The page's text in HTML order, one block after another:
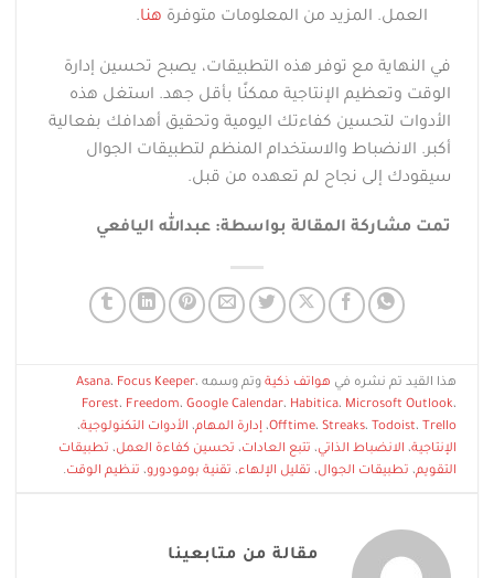
العمل. المزيد من المعلومات متوفرة هنا.
في النهاية مع توفر هذه التطبيقات، يصبح تحسين إدارة
الوقت وتعظيم الإنتاجية ممكنًا بأقل جهد. استغل هذه
الأدوات لتحسين كفاءتك اليومية وتحقيق أهدافك بفعالية
أكبر. الانضباط والاستخدام المنظم لتطبيقات الجوال
سيقودك إلى نجاح لم تعهده من قبل.
تمت مشاركة المقالة بواسطة: عبدالله اليافعي
هذا القيد تم نشره في هواتف ذكية وتم وسمه Asana، Focus Keeper،
Forest، Freedom، Google Calendar، Habitica، Microsoft Outlook،
Offtime، Streaks، Todoist، Trello ،إدارة المهام، الأدوات التكنولوجية،
الإنتاجية، الانضباط الذاتي، تتبع العادات، تحسين كفاءة العمل، تطبيقات
التقويم، تطبيقات الجوال، تقليل الإلهاء، تقنية بومودورو، تنظيم الوقت.
مقالة من متابعينا